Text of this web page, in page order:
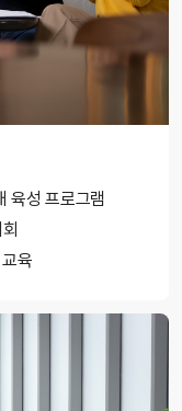
육성 프로그램
육